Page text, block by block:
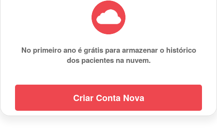
No primeiro ano é grátis para armazenar o histórico
dos pacientes na nuvem.
Criar Conta Nova